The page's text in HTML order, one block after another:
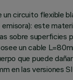
un circuito flexible
este
superficies
un cable
que puede
en las versiones